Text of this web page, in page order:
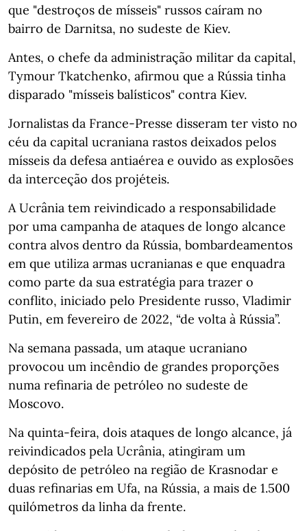
que "destroços de mísseis" russos caíram no
bairro de Darnitsa, no sudeste de Kiev.
Antes, o chefe da administração militar da capital,
Tymour Tkatchenko, afirmou que a Rússia tinha
disparado "mísseis balísticos" contra Kiev.
Jornalistas da France-Presse disseram ter visto no
céu da capital ucraniana rastos deixados pelos
mísseis da defesa antiaérea e ouvido as explosões
da interceção dos projéteis.
A Ucrânia tem reivindicado a responsabilidade
por uma campanha de ataques de longo alcance
contra alvos dentro da Rússia, bombardeamentos
em que utiliza armas ucranianas e que enquadra
como parte da sua estratégia para trazer o
conflito, iniciado pelo Presidente russo, Vladimir
Putin, em fevereiro de 2022, “de volta à Rússia”.
Na semana passada, um ataque ucraniano
provocou um incêndio de grandes proporções
numa refinaria de petróleo no sudeste de
Moscovo.
Na quinta-feira, dois ataques de longo alcance, já
reivindicados pela Ucrânia, atingiram um
depósito de petróleo na região de Krasnodar e
duas refinarias em Ufa, na Rússia, a mais de 1.500
quilómetros da linha da frente.